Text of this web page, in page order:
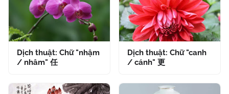
Dịch thuật: Chữ "nhậm
/ nhâm" 任
Dịch thuật: Chữ "canh
/ cánh" 更